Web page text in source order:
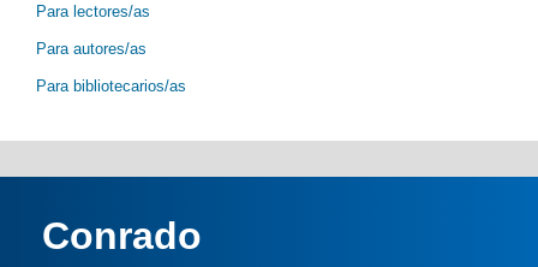
Para lectores/as
Para autores/as
Para bibliotecarios/as
Conrado